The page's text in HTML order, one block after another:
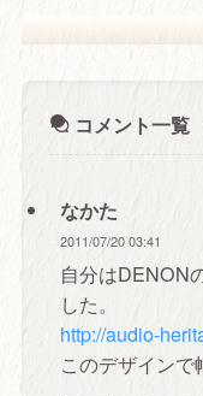
コメント一覧
なかた
2011/07/20 03:41
自分はDENON
した。
http://audio-
このデザインで